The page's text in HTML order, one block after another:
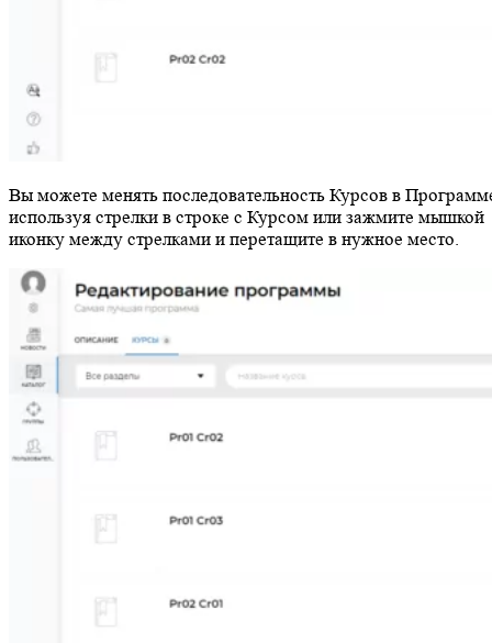
Вы можете менять последовательность Курсов в
используя стрелки в строке с Курсом или зажмите мышкой
иконку между стрелками и перетащите в нужное место.